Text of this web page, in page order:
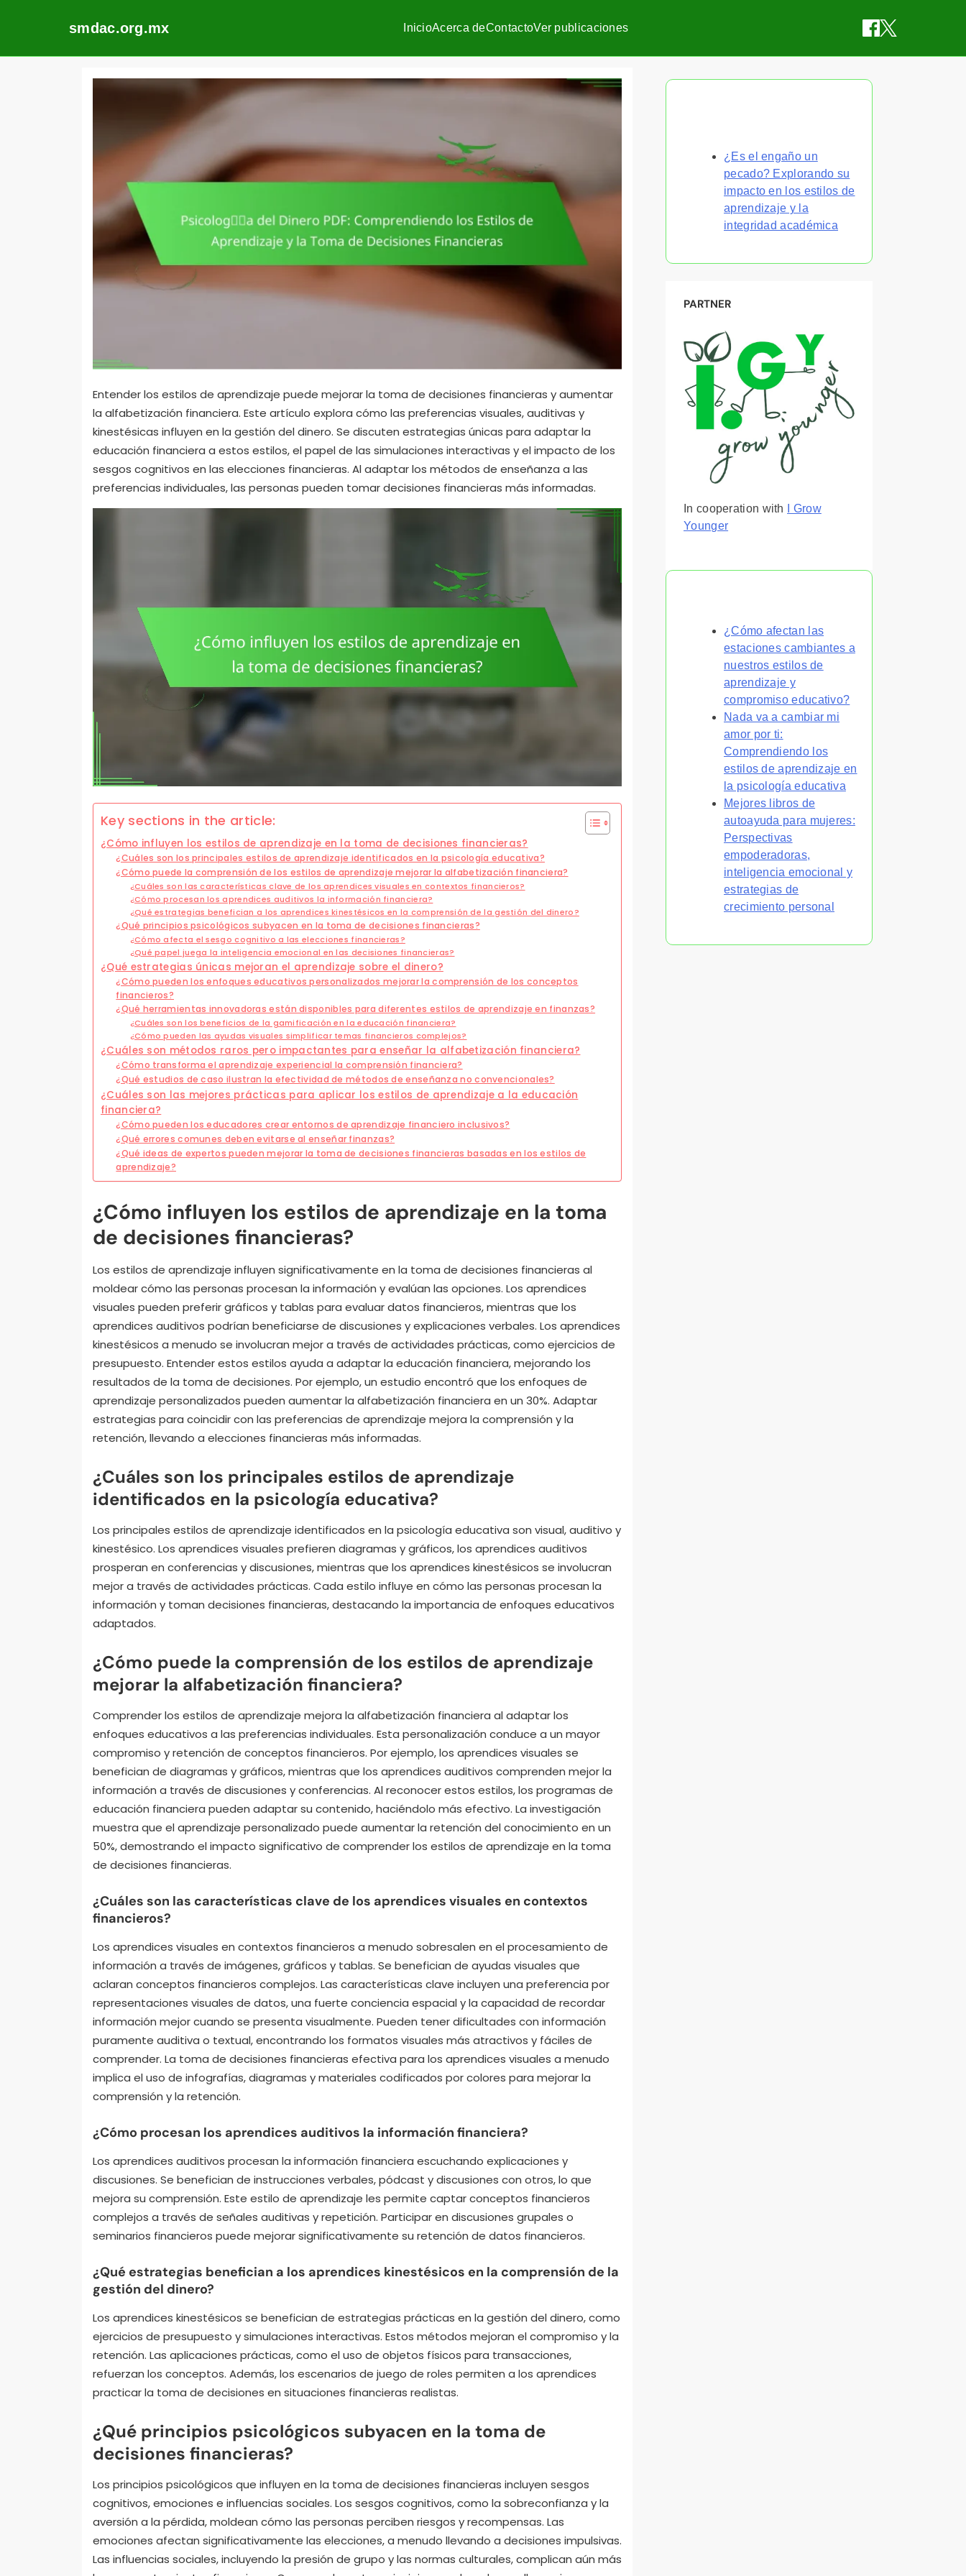
smdac.org.mx InicioAcerca deContactoVer publicaciones
Entender los estilos de aprendizaje puede mejorar la toma de decisiones financieras y aumentar
la alfabetización financiera. Este artículo explora cómo las preferencias visuales, auditivas y
kinestésicas influyen en la gestión del dinero. Se discuten estrategias únicas para adaptar la
educación financiera a estos estilos, el papel de las simulaciones interactivas y el impacto de los
sesgos cognitivos en las elecciones financieras. Al adaptar los métodos de enseñanza a las
preferencias individuales, las personas pueden tomar decisiones financieras más informadas.
Key sections in the article:
¿Cómo influyen los estilos de aprendizaje en la toma de decisiones financieras?
¿Cuáles son los principales estilos de aprendizaje identificados en la psicología educativa?
¿Cómo puede la comprensión de los estilos de aprendizaje mejorar la alfabetización financiera?
¿Cuáles son las características clave de los aprendices visuales en contextos financieros?
¿Cómo procesan los aprendices auditivos la información financiera?
¿Qué estrategias benefician a los aprendices kinestésicos en la comprensión de la gestión del dinero?
¿Qué principios psicológicos subyacen en la toma de decisiones financieras?
¿Cómo afecta el sesgo cognitivo a las elecciones financieras?
¿Qué papel juega la inteligencia emocional en las decisiones financieras?
¿Qué estrategias únicas mejoran el aprendizaje sobre el dinero?
¿Cómo pueden los enfoques educativos personalizados mejorar la comprensión de los conceptos
financieros?
¿Qué herramientas innovadoras están disponibles para diferentes estilos de aprendizaje en finanzas?
¿Cuáles son los beneficios de la gamificación en la educación financiera?
¿Cómo pueden las ayudas visuales simplificar temas financieros complejos?
¿Cuáles son métodos raros pero impactantes para enseñar la alfabetización financiera?
¿Cómo transforma el aprendizaje experiencial la comprensión financiera?
¿Qué estudios de caso ilustran la efectividad de métodos de enseñanza no convencionales?
¿Cuáles son las mejores prácticas para aplicar los estilos de aprendizaje a la educación
financiera?
¿Cómo pueden los educadores crear entornos de aprendizaje financiero inclusivos?
¿Qué errores comunes deben evitarse al enseñar finanzas?
¿Qué ideas de expertos pueden mejorar la toma de decisiones financieras basadas en los estilos de
aprendizaje?
¿Cómo influyen los estilos de aprendizaje en la toma
de decisiones financieras?
Los estilos de aprendizaje influyen significativamente en la toma de decisiones financieras al
moldear cómo las personas procesan la información y evalúan las opciones. Los aprendices
visuales pueden preferir gráficos y tablas para evaluar datos financieros, mientras que los
aprendices auditivos podrían beneficiarse de discusiones y explicaciones verbales. Los aprendices
kinestésicos a menudo se involucran mejor a través de actividades prácticas, como ejercicios de
presupuesto. Entender estos estilos ayuda a adaptar la educación financiera, mejorando los
resultados de la toma de decisiones. Por ejemplo, un estudio encontró que los enfoques de
aprendizaje personalizados pueden aumentar la alfabetización financiera en un 30%. Adaptar
estrategias para coincidir con las preferencias de aprendizaje mejora la comprensión y la
retención, llevando a elecciones financieras más informadas.
¿Cuáles son los principales estilos de aprendizaje
identificados en la psicología educativa?
Los principales estilos de aprendizaje identificados en la psicología educativa son visual, auditivo y
kinestésico. Los aprendices visuales prefieren diagramas y gráficos, los aprendices auditivos
prosperan en conferencias y discusiones, mientras que los aprendices kinestésicos se involucran
mejor a través de actividades prácticas. Cada estilo influye en cómo las personas procesan la
información y toman decisiones financieras, destacando la importancia de enfoques educativos
adaptados.
¿Cómo puede la comprensión de los estilos de aprendizaje
mejorar la alfabetización financiera?
Comprender los estilos de aprendizaje mejora la alfabetización financiera al adaptar los
enfoques educativos a las preferencias individuales. Esta personalización conduce a un mayor
compromiso y retención de conceptos financieros. Por ejemplo, los aprendices visuales se
benefician de diagramas y gráficos, mientras que los aprendices auditivos comprenden mejor la
información a través de discusiones y conferencias. Al reconocer estos estilos, los programas de
educación financiera pueden adaptar su contenido, haciéndolo más efectivo. La investigación
muestra que el aprendizaje personalizado puede aumentar la retención del conocimiento en un
50%, demostrando el impacto significativo de comprender los estilos de aprendizaje en la toma
de decisiones financieras.
¿Cuáles son las características clave de los aprendices visuales en contextos
financieros?
Los aprendices visuales en contextos financieros a menudo sobresalen en el procesamiento de
información a través de imágenes, gráficos y tablas. Se benefician de ayudas visuales que
aclaran conceptos financieros complejos. Las características clave incluyen una preferencia por
representaciones visuales de datos, una fuerte conciencia espacial y la capacidad de recordar
información mejor cuando se presenta visualmente. Pueden tener dificultades con información
puramente auditiva o textual, encontrando los formatos visuales más atractivos y fáciles de
comprender. La toma de decisiones financieras efectiva para los aprendices visuales a menudo
implica el uso de infografías, diagramas y materiales codificados por colores para mejorar la
comprensión y la retención.
¿Cómo procesan los aprendices auditivos la información financiera?
Los aprendices auditivos procesan la información financiera escuchando explicaciones y
discusiones. Se benefician de instrucciones verbales, pódcast y discusiones con otros, lo que
mejora su comprensión. Este estilo de aprendizaje les permite captar conceptos financieros
complejos a través de señales auditivas y repetición. Participar en discusiones grupales o
seminarios financieros puede mejorar significativamente su retención de datos financieros.
¿Qué estrategias benefician a los aprendices kinestésicos en la comprensión de la
gestión del dinero?
Los aprendices kinestésicos se benefician de estrategias prácticas en la gestión del dinero, como
ejercicios de presupuesto y simulaciones interactivas. Estos métodos mejoran el compromiso y la
retención. Las aplicaciones prácticas, como el uso de objetos físicos para transacciones,
refuerzan los conceptos. Además, los escenarios de juego de roles permiten a los aprendices
practicar la toma de decisiones en situaciones financieras realistas.
¿Qué principios psicológicos subyacen en la toma de
decisiones financieras?
Los principios psicológicos que influyen en la toma de decisiones financieras incluyen sesgos
cognitivos, emociones e influencias sociales. Los sesgos cognitivos, como la sobreconfianza y la
aversión a la pérdida, moldean cómo las personas perciben riesgos y recompensas. Las
emociones afectan significativamente las elecciones, a menudo llevando a decisiones impulsivas.
Las influencias sociales, incluyendo la presión de grupo y las normas culturales, complican aún más
¿Es el engaño un
pecado? Explorando su
impacto en los estilos de
aprendizaje y la
integridad académica
PARTNER
In cooperation with
I Grow
Younger
¿Cómo afectan las
estaciones cambiantes a
nuestros estilos de
aprendizaje y
compromiso educativo?
Nada va a cambiar mi
amor por ti:
Comprendiendo los
estilos de aprendizaje en
la psicología educativa
Mejores libros de
autoayuda para mujeres:
Perspectivas
empoderadoras,
inteligencia emocional y
estrategias de
crecimiento personal